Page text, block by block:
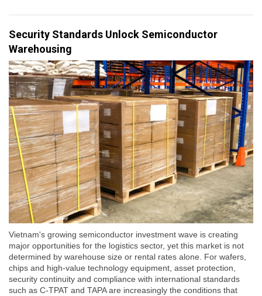
Security Standards Unlock Semiconductor
Warehousing
Vietnam's growing semiconductor investment wave is creating
major opportunities for the logistics sector, yet this market is not
determined by warehouse size or rental rates alone. For wafers,
chips and high-value technology equipment, asset protection,
security continuity and compliance with international standards
such as C-TPAT and TAPA are increasingly the conditions that